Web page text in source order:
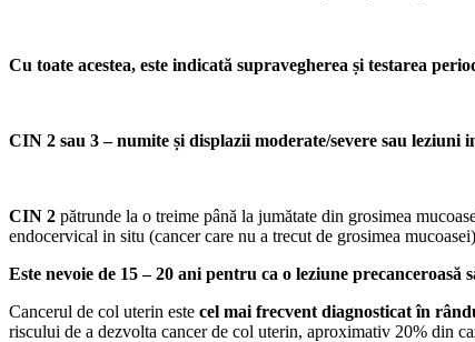
Cu toate acestea, este indicată supravegherea și testarea
CIN 2 sau 3 – numite și displazii moderate/severe sau leziuni
CIN 2 pătrunde la o treime până la jumătate din grosimea
endocervical in situ (cancer care nu a trecut de grosimea
Este nevoie de 15 – 20 ani pentru ca o leziune
Cancerul de col uterin este cel mai frecvent diagnosticat în
riscului de a dezvolta cancer de col uterin, aproximativ 20% din